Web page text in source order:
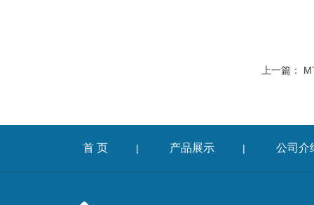
上一篇：
首 页 | 产品展示 | 公司介